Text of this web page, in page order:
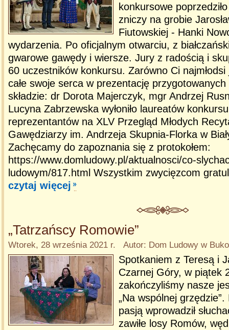
konkursowe
zniczy na grobie
Fiutowskiej - Hanki
wydarzenia. Po oficjalnym otwarciu, z
gwarowe gawędy i wiersze. Jury z radością i
60 uczestników konkursu. Zarówno Ci najmłodsi
całe swoje serca w prezentację
składzie: dr Dorota Majerczyk, mgr Andrzej
Lucyna Zabrzewska wyłoniło laureatów
reprezentantów na XLV Przegląd Młodych
Gawędziarzy im. Andrzeja Skupnia-Florka w
Zachęcamy do zapoznania się z protokołem:
https://www.domludowy.pl/aktualnosci/co-
ludowym/817.html Wszystkim zwycięzcom
czytaj więcej
„Tatrzańscy Romowie”
Wtorek, 28 września 2021 r. Autor: Dom Ludowy w
Spotkaniem z Teresą i
Czarnej Góry, w piątek
zakończyliśmy nasze
„Na wspólnej
pasją wprowadził
zawiłe losy Romów,